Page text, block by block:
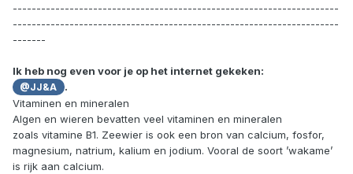
---------------------------------------------------------------------
---------------------------------------------------------------------
-------
Ik heb nog even voor je op het internet gekeken:
@JJ&A
.
Vitaminen en mineralen
Algen en wieren bevatten veel vitaminen en mineralen
zoals vitamine B1. Zeewier is ook een bron van calcium, fosfor,
magnesium, natrium, kalium en jodium. Vooral de soort ’wakame’
is rijk aan calcium.